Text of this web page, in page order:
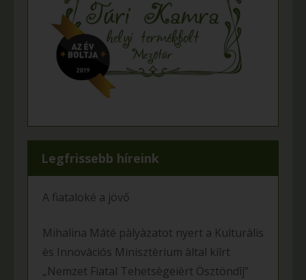
Legfrissebb híreink
A fiataloké a jövő
Mihalina Máté pàlyàzatot nyert a Kulturàlis
ès Innovàciós Minisztèrium àltal kiîrt
„Nemzet Fiatal Tehetsègeièrt Ösztöndîj”